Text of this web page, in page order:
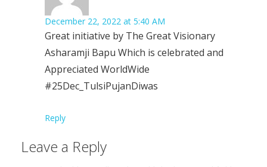
December 22, 2022 at 5:40 AM
Great initiative by The Great Visionary
Asharamji Bapu Which is celebrated and
Appreciated WorldWide
#25Dec_TulsiPujanDiwas
Reply
Leave a Reply